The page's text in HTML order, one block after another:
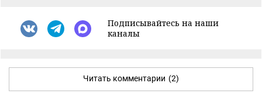
Подписывайтесь на наши
каналы
Читать комментарии (2)